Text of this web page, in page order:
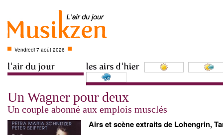
Vendredi 7 août 2026
Un Wagner pour deux
Un couple abonné aux emplois musclés
Airs et scène extraits de Lohengrin,